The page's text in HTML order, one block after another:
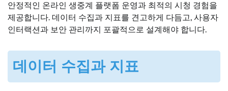
안정적인 온라인 생중계 플랫폼 운영과 최적의 시청 경험을
제공합니다. 데이터 수집과 지표를 견고하게 다듬고, 사용자
인터랙션과 보안 관리까지 포괄적으로 설계해야 합니다.
데이터 수집과 지표